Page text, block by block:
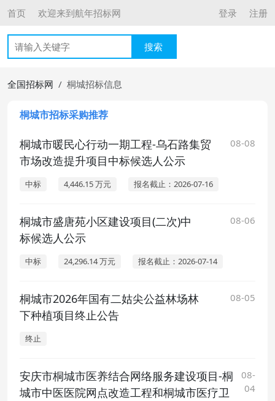
首页 欢迎来到航年招标网 登录 注册
搜索
全国招标网 桐城招标信息
桐城市招标采购推荐
桐城市暖民心行动一期工程-乌石路集贸
市场改造提升项目中标候选人公示
08-08
中标 4,446.15 万元 报名截止：2026-07-16
桐城市盛唐苑小区建设项目(二次)中
标候选人公示
08-06
中标 24,296.14 万元 报名截止：2026-07-14
桐城市2026年国有二姑尖公益林场林
下种植项目终止公告
08-05
终止
安庆市桐城市医养结合网络服务建设项目-桐
城市中医医院网点改造工程和桐城市医疗卫
08-
04